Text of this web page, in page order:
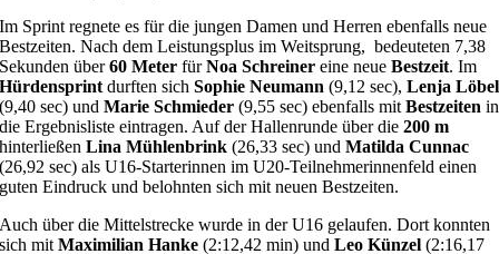
Im Sprint regnete es für die jungen Damen und Herren ebenfalls neue
Bestzeiten. Nach dem Leistungsplus im Weitsprung, bedeuteten 7,38
Sekunden über60 Meter fürNoa Schreiner eine neueBestzeit. Im
Hürdensprint durften sichSophie Neumann (9,12 sec),Lenja Löbel
(9,40 sec) undMarie Schmieder (9,55 sec) ebenfalls mit Bestzeiten in
die Ergebnisliste eintragen. Auf der Hallenrunde über die200 m
hinterließenLina Mühlenbrink (26,33 sec) undMatilda Cunnac
(26,92 sec) als U16-Starterinnen im U20-Teilnehmerinnenfeld einen
guten Eindruck und belohnten sich mit neuen Bestzeiten.
Auch über die Mittelstrecke wurde in der U16 gelaufen. Dort konnten
sich mitMaximilian Hanke (2:12,42 min) undLeo Künzel (2:16,17